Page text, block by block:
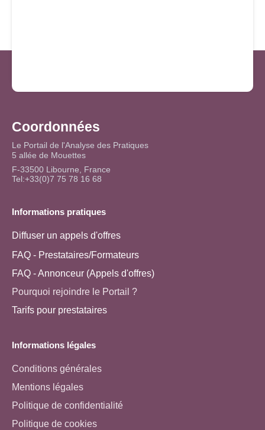
Coordonnées
Le Portail de l'Analyse des Pratiques
5 allée de Mouettes
F-33500 Libourne, France
Tel:+33(0)7 75 78 16 68
Informations pratiques
Diffuser un appels d'offres
FAQ - Prestataires/Formateurs
FAQ - Annonceur (Appels d'offres)
Pourquoi rejoindre le Portail ?
Tarifs pour prestataires
Informations légales
Conditions générales
Mentions légales
Politique de confidentialité
Politique de cookies